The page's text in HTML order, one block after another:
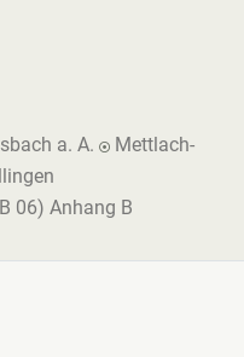
a. A.
Mettlach-
06) Anhang B